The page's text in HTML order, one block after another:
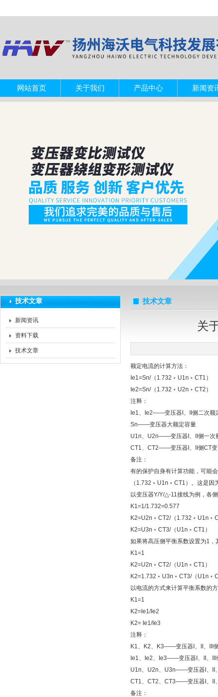
网站首页 关于我们 产品中心 新闻资
技术文章
新闻资讯
资料下载
技术文章
技术文章
关
额定电流的计算方法：
Ie1=Sn/（1.732﹡U1n﹡CT1）
Ie2=Sn/（1.732﹡U2n﹡CT2）
注释：
Ie1、Ie2——变压器I、II侧二次额
Sn——变压器大额定容量
U1n、U2n——变压器I、II侧一次
CT1、CT2——变压器I、II侧CT
备注：
有的保护自身有计算功能，可能
（1.732﹡U1n﹡CT1）。这是
以变压器Y/Y/△-11接线为例，各
K1=1/1.732=0.577
K2=U2n﹡CT2/（
K2=U3n﹡CT3/（U1n﹡CT1）
如果将高压侧平衡系数设置为1
K1=1
K2=U2n﹡CT2/（U1n﹡CT1）
K2=1.732﹡U3n﹡CT3/（
以电流的方式来计算平衡系数的
K1=1
K2=Ie1/Ie2
K2= Ie1/Ie3
注释：
K1、K2、K3——变压器I、II、III
Ie1、Ie2、Ie3——变压器I、II、III
U1n、U2n、U3n——变压器I、II
CT1、CT2、CT3——变压器I、II
备注：